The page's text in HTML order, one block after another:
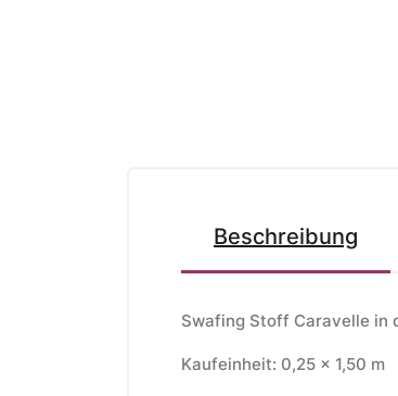
Beschreibung
Swafing Stoff Caravelle in
Kaufeinheit: 0,25 x 1,50 m